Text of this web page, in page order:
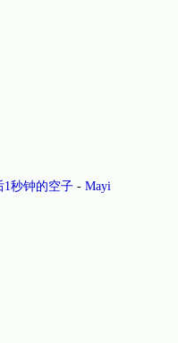
1秒钟的空子 - Mayi